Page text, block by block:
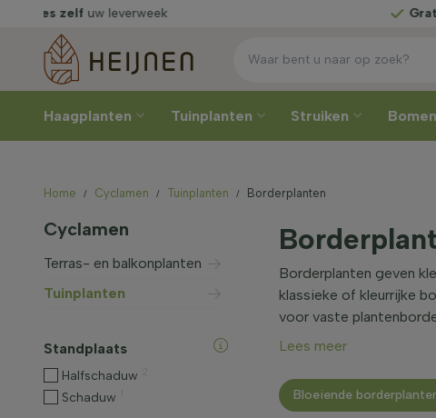
Rechtstreeksvan de kweker
Haagplanten Tuinplanten Struiken Bomen
Home Cyclamen Tuinplanten Borderplanten
Cyclamen
Terras- en balkonplanten
Tuinplanten
Standplaats
Halfschaduw
Schaduw
Borderplanten geven
klassieke of kleurrijke
voor vaste
Lees meer
Bloeiende